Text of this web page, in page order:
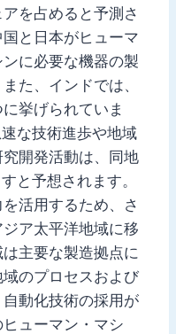
を占めると予測さ
と日本がヒューマ
に必要な機器の製
た、インドでは、
挙げられていま
な技術進歩や地域
開発活動は、同地
と予想されます。
活用するため、さ
ア太平洋地域に移
主要な製造拠点に
のプロセスおよび
動化技術の採用が
ューマン・マシ